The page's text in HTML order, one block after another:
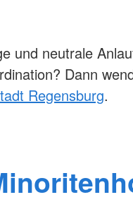
und neutrale
Dann
Regensburg.